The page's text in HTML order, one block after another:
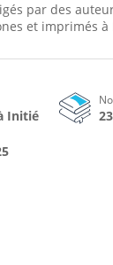
par des
et imprimés à
Initié